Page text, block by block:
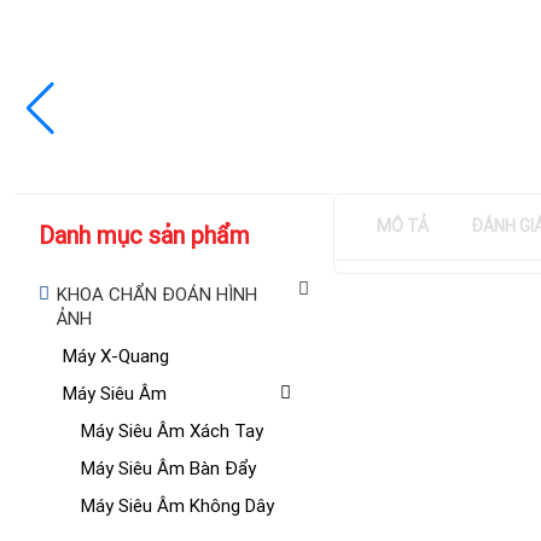
Danh mục sản phẩm
KHOA CHẨN ĐOÁN HÌNH
ẢNH
Máy X-Quang
Máy Siêu Âm
Máy Siêu Âm Xách Tay
Máy Siêu Âm Bàn Đẩy
Máy Siêu Âm Không Dây
MÔ TẢ ĐÁNH